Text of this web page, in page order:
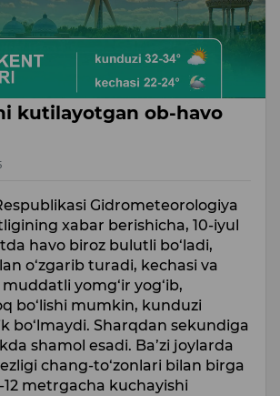
kutilayotgan ob-havo
Gidrometeorologiya
xabar berishicha, 10-iyul
havo biroz bulutli bo‘ladi,
o‘zgarib turadi, kechasi va
yomg‘ir yog‘ib,
bo‘lishi mumkin, kunduzi
bo‘lmaydi. Sharqdan sekundiga
shamol esadi. Ba’zi joylarda
chang-to‘zonlari bilan birga
12 metrgacha kuchayishi